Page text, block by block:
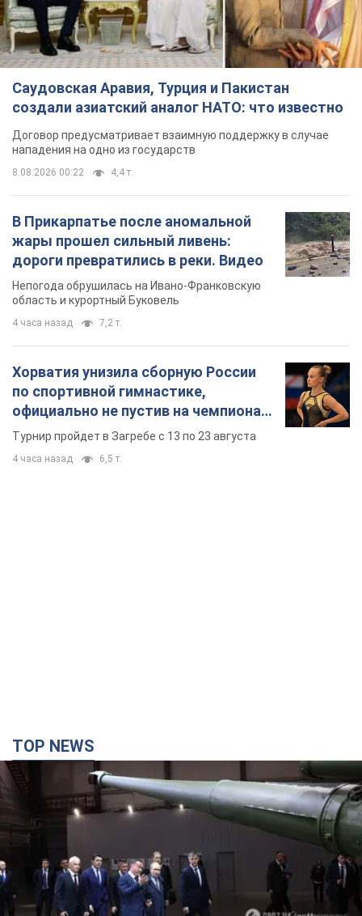
Саудовская Аравия, Турция и Пакистан
создали азиатский аналог НАТО: что известно
Договор предусматривает взаимную поддержку в случае
нападения на одно из государств
8.08.2026 00:22 4,4 т.
В Прикарпатье после аномальной
жары прошел сильный ливень:
дороги превратились в реки. Видео
Непогода обрушилась на Ивано-Франковскую
область и курортный Буковель
4 часа назад 7,2 т.
Хорватия унизила сборную России
по спортивной гимнастике,
официально не пустив на чемпионат
Европы основных спортсменов
Турнир пройдет в Загребе с 13 по 23 августа
4 часа назад 6,5 т.
TOP NEWS